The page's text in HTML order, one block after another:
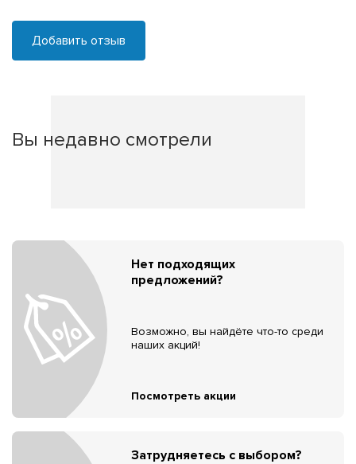
Добавить отзыв
Вы недавно смотрели
Нет подходящих
предложений?
Возможно, вы найдёте что-то среди
наших акций!
Посмотреть акции
Затрудняетесь с выбором?